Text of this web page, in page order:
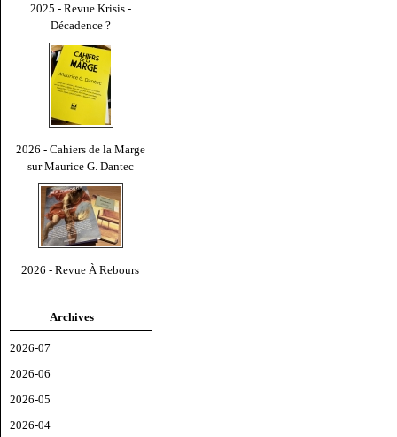
2025 - Revue Krisis -
Décadence ?
2026 - Cahiers de la Marge
sur Maurice G. Dantec
2026 - Revue À Rebours
Archives
2026-07
2026-06
2026-05
2026-04